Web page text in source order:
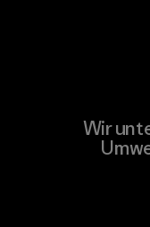
Wir